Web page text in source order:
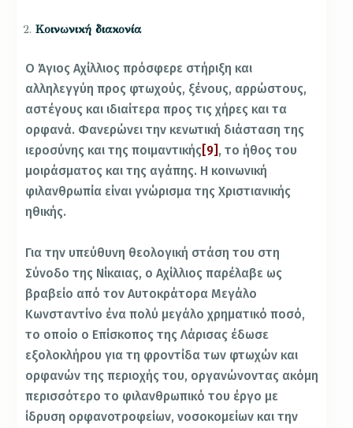
Κοινωνική διακονία
Ο Άγιος Αχίλλιος πρόσφερε στήριξη και
αλληλεγγύη προς φτωχούς, ξένους, αρρώστους,
αστέγους και ιδιαίτερα προς τις χήρες και τα
ορφανά. Φανερώνει την κενωτική διάσταση της
ιεροσύνης και της ποιμαντικής[9] , το ήθος του
μοιράσματος και της αγάπης. Η κοινωνική
φιλανθρωπία είναι γνώρισμα της Χριστιανικής
ηθικής.
Για την υπεύθυνη θεολογική στάση του στη
Σύνοδο της Νίκαιας, ο Αχίλλιος παρέλαβε ως
βραβείο από τον Αυτοκράτορα Μεγάλο
Κωνσταντίνο ένα πολύ μεγάλο χρηματικό ποσό,
το οποίο ο Επίσκοπος της Λάρισας έδωσε
εξολοκλήρου για τη φροντίδα των φτωχών και
ορφανών της περιοχής του, οργανώνοντας ακόμη
περισσότερο το φιλανθρωπικό του έργο με
ίδρυση ορφανοτροφείων, νοσοκομείων και την